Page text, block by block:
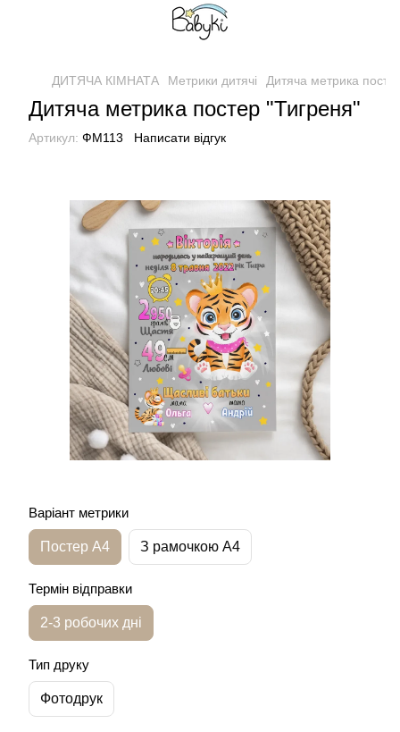
ДИТЯЧА КІМНАТА Метрики дитячі Дитяча метрика
Дитяча метрика постер "Тигреня"
Артикул: ФМ113 Написати відгук
Варіант метрики
Постер А4 З рамочкою А4
Термін відправки
2-3 робочих дні
Тип друку
Фотодрук